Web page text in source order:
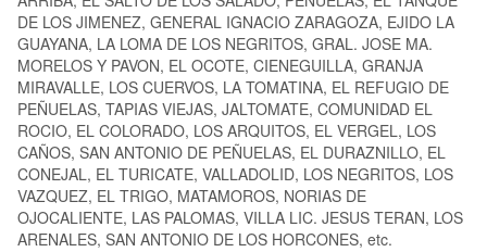
DE LOS JIMENEZ, GENERAL IGNACIO ZARAGOZA, EJIDO LA
GUAYANA, LA LOMA DE LOS NEGRITOS, GRAL. JOSE MA.
MORELOS Y PAVON, EL OCOTE, CIENEGUILLA, GRANJA
MIRAVALLE, LOS CUERVOS, LA TOMATINA, EL REFUGIO DE
PEÑUELAS, TAPIAS VIEJAS, JALTOMATE, COMUNIDAD EL
ROCIO, EL COLORADO, LOS ARQUITOS, EL VERGEL, LOS
CAÑOS, SAN ANTONIO DE PEÑUELAS, EL DURAZNILLO, EL
CONEJAL, EL TURICATE, VALLADOLID, LOS NEGRITOS, LOS
VAZQUEZ, EL TRIGO, MATAMOROS, NORIAS DE
OJOCALIENTE, LAS PALOMAS, VILLA LIC. JESUS TERAN, LOS
ARENALES, SAN ANTONIO DE LOS HORCONES, etc.